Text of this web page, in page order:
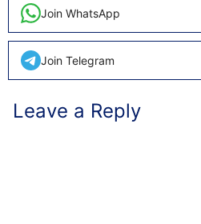
Join WhatsApp
Join Telegram
Leave a Reply